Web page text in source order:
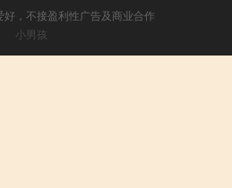
，不接盈利性广告及商业合作
小男孩